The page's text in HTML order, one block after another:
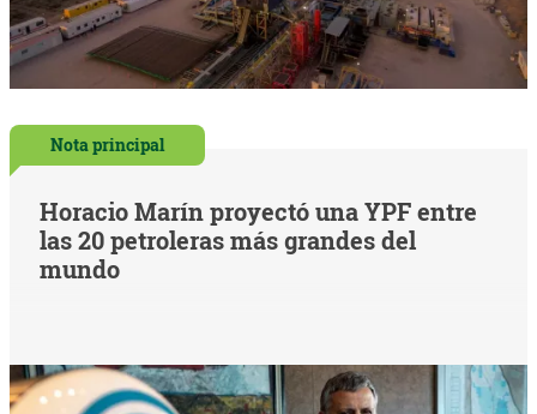
Nota principal
Horacio Marín proyectó una YPF entre
las 20 petroleras más grandes del
mundo